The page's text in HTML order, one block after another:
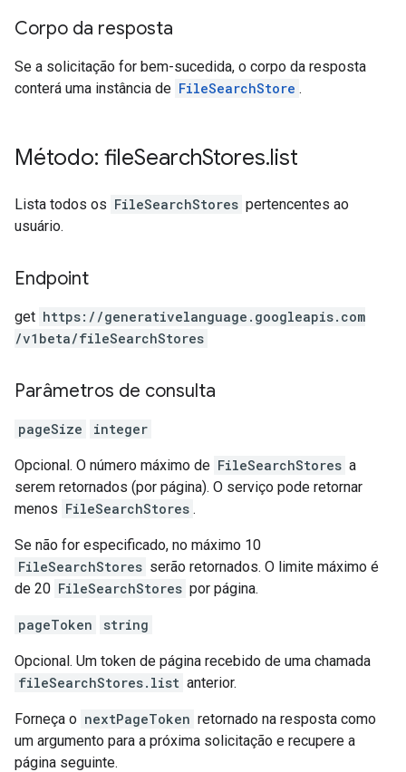
Corpo da resposta
Se a solicitação for bem-sucedida, o corpo da resposta
conterá uma instância de FileSearchStore .
Método: fileSearchStores.list
Lista todos os FileSearchStores pertencentes ao
usuário.
Endpoint
get https: / /generativelanguage.googleapis.com
/v1beta/fileSearchStores
Parâmetros de consulta
pageSize integer
Opcional. O número máximo de FileSearchStores a
serem retornados (por página). O serviço pode retornar
menos FileSearchStores .
Se não for especificado, no máximo 10
FileSearchStores serão retornados. O limite máximo é
de 20 FileSearchStores por página.
pageToken string
Opcional. Um token de página recebido de uma chamada
fileSearchStores.list anterior.
Forneça o nextPageToken retornado na resposta como
um argumento para a próxima solicitação e recupere a
página seguinte.